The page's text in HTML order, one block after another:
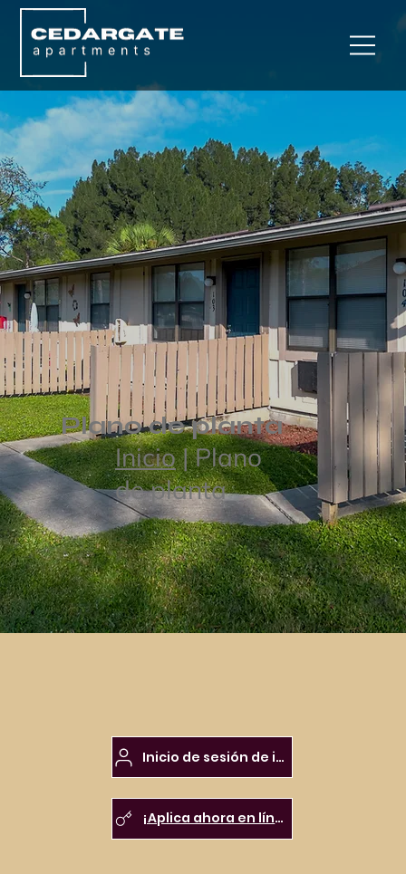
Plano de planta
Inicio| Plano
de planta
Inicio de sesión de inquilinos
¡Aplica ahora en línea!